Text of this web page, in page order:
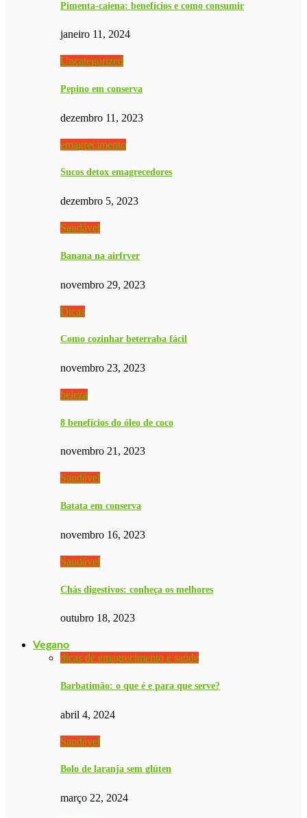
Pimenta-caiena: benefícios e como consumir
janeiro 11, 2024
Uncategorized
Pepino em conserva
dezembro 11, 2023
emagrecimento
Sucos detox emagrecedores
dezembro 5, 2023
Saudável
Banana na airfryer
novembro 29, 2023
Dicas
Como cozinhar beterraba fácil
novembro 23, 2023
beleza
8 benefícios do óleo de coco
novembro 21, 2023
Saudável
Batata em conserva
novembro 16, 2023
Saudável
Chás digestivos: conheça os melhores
outubro 18, 2023
Vegano
dicas de emagrecimento e saúde
Barbatimão: o que é e para que serve?
abril 4, 2024
Saudável
Bolo de laranja sem glúten
março 22, 2024